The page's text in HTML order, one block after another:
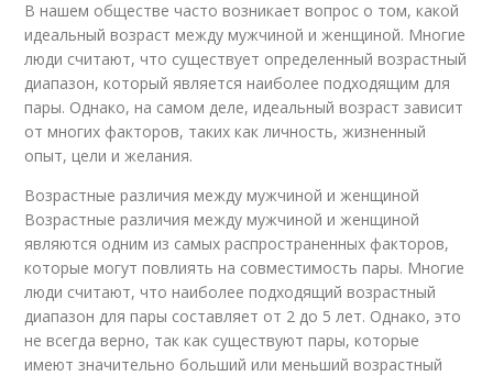
В нашем обществе часто возникает вопрос о том, какой
идеальный возраст между мужчиной и женщиной. Многие
люди считают, что существует определенный возрастный
диапазон, который является наиболее подходящим для
пары. Однако, на самом деле, идеальный возраст зависит
от многих факторов, таких как личность, жизненный
опыт, цели и желания.
Возрастные различия между мужчиной и женщиной
Возрастные различия между мужчиной и женщиной
являются одним из самых распространенных факторов,
которые могут повлиять на совместимость пары. Многие
люди считают, что наиболее подходящий возрастный
диапазон для пары составляет от 2 до 5 лет. Однако, это
не всегда верно, так как существуют пары, которые
имеют значительно больший или меньший возрастный